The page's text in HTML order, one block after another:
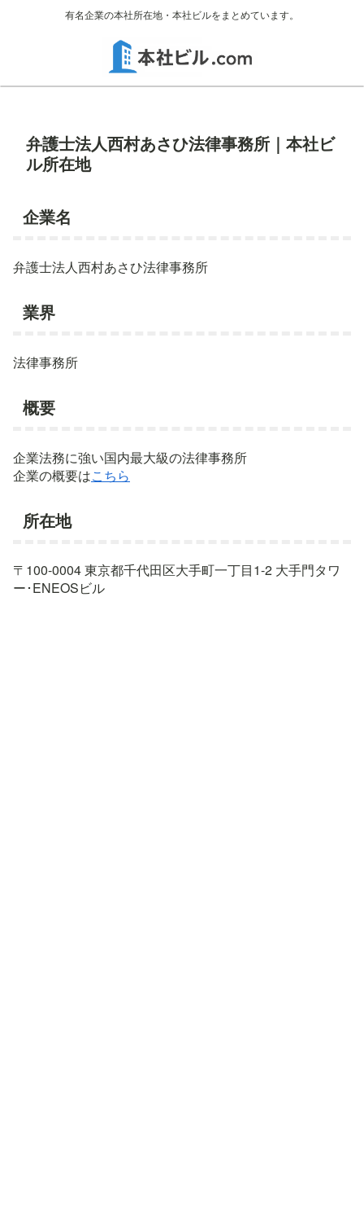
有名企業の本社所在地・本社ビルをまとめています。
弁護士法人西村あさひ法律事務所｜本社ビ
ル所在地
企業名
弁護士法人西村あさひ法律事務所
業界
法律事務所
概要
企業法務に強い国内最大級の法律事務所
企業の概要はこちら
所在地
〒100-0004 東京都千代田区大手町一丁目1-2 大手門タワ
ー･ENEOSビル